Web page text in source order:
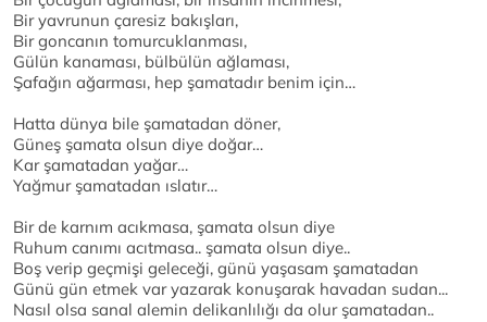
Bir yavrunun çaresiz bakışları,
Bir goncanın tomurcuklanması,
Gülün kanaması, bülbülün ağlaması,
Şafağın ağarması, hep şamatadır benim için…
Hatta dünya bile şamatadan döner,
Güneş şamata olsun diye doğar…
Kar şamatadan yağar…
Yağmur şamatadan ıslatır…
Bir de karnım acıkmasa, şamata olsun diye
Ruhum canımı acıtmasa.. şamata olsun diye..
Boş verip geçmişi geleceği, günü yaşasam şamatadan
Günü gün etmek var yazarak konuşarak havadan sudan...
Nasıl olsa sanal alemin delikanlılığı da olur şamatadan..